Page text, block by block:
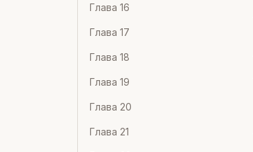
Глава 16
Глава 17
Глава 18
Глава 19
Глава 20
Глава 21